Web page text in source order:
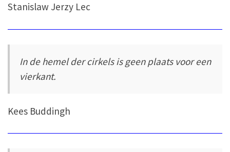
Stanislaw Jerzy Lec
In de hemel der cirkels is geen plaats voor een
vierkant.
Kees Buddingh